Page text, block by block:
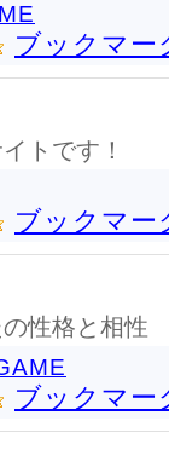
ブックマー
トです！
ブックマー
性格と相性
ブックマー